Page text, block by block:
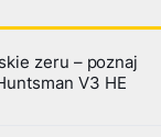
zeru – poznaj
V3 HE